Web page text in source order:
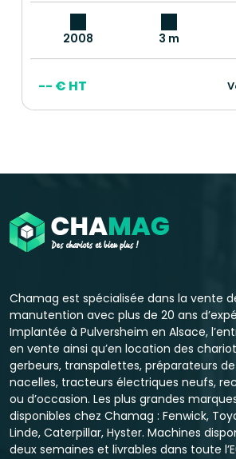
2008 3 m
-- € HT
Chamag est spécialisée dans la vente
manutention avec plus de 20 ans
Implantée à Pulversheim en Alsace,
en vente ainsi qu’en location des
gerbeurs, transpalettes, préparateurs
nacelles, tracteurs électriques neufs,
ou d’occasion. Les plus grandes
disponibles chez Chamag : Fenwick,
Linde, Caterpillar, Hyster. Machines
deux semaines et livrables dans toute